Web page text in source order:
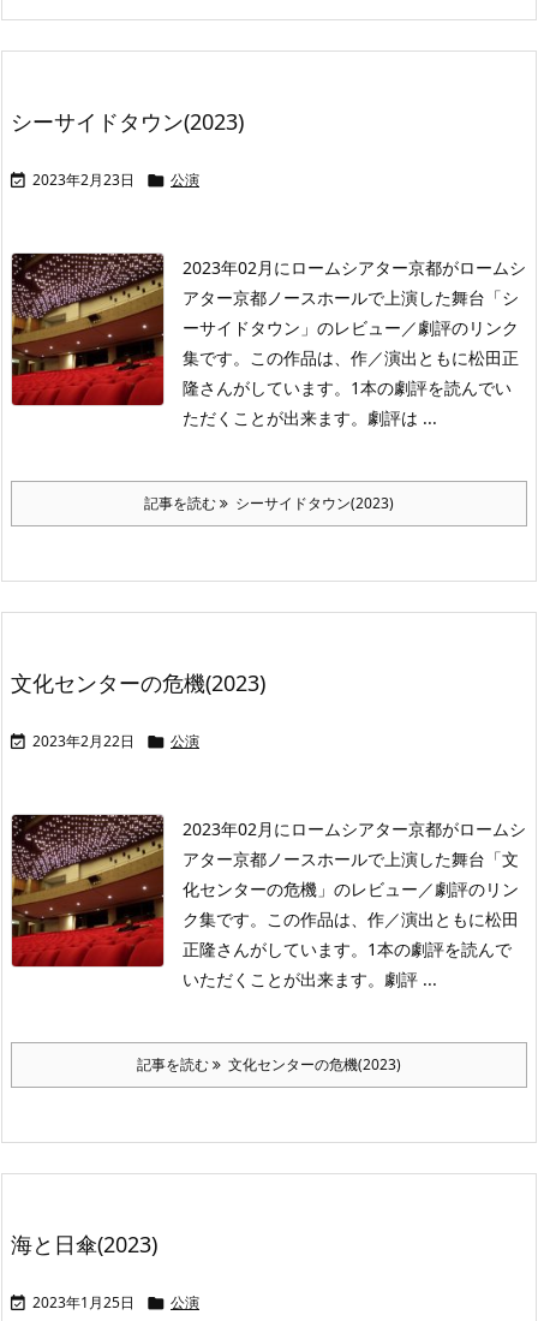
シーサイドタウン(2023)
 2023年2月23日  公演
2023年02月にロームシアター京都がロームシ
アター京都ノースホールで上演した舞台「シ
ーサイドタウン」のレビュー／劇評のリンク
集です。この作品は、作／演出ともに松田正
隆さんがしています。1本の劇評を読んでい
ただくことが出来ます。劇評は ...
記事を読む シーサイドタウン(2023)
文化センターの危機(2023)
 2023年2月22日  公演
2023年02月にロームシアター京都がロームシ
アター京都ノースホールで上演した舞台「文
化センターの危機」のレビュー／劇評のリン
ク集です。この作品は、作／演出ともに松田
正隆さんがしています。1本の劇評を読んで
いただくことが出来ます。劇評 ...
記事を読む 文化センターの危機(2023)
海と日傘(2023)
 2023年1月25日  公演